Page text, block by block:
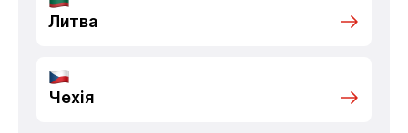
Литва
Чехія